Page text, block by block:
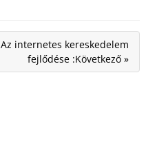
Az internetes kereskedelem
fejlődése :Következő »